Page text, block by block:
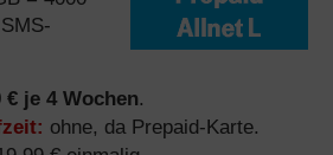
€ je 4 Wochen.
ohne, da Prepaid-Karte.